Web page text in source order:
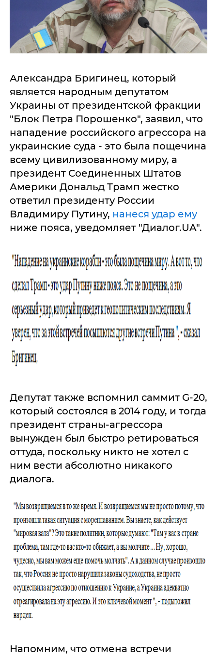
Александра Бригинец, который
является народным депутатом
Украины от президентской фракции
"Блок Петра Порошенко", заявил, что
нападение российского агрессора на
украинские суда - это была пощечина
всему цивилизованному миру, а
президент Соединенных Штатов
Америки Дональд Трамп жестко
ответил президенту России
Владимиру Путину, нанеся удар ему
ниже пояса, уведомляет "Диалог.UA".
Депутат также вспомнил саммит G-20,
который состоялся в 2014 году, и тогда
президент страны-агрессора
вынужден был быстро ретироваться
оттуда, поскольку никто не хотел с
ним вести абсолютно никакого
диалога.
Напомним, что отмена встречи